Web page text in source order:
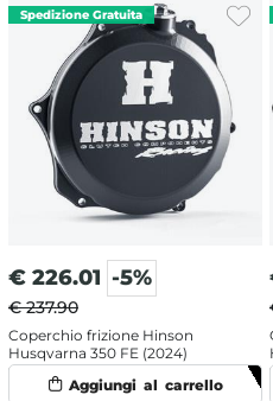
€ 226.01 -5%
€ 237.90
Coperchio frizione Hinson
Husqvarna 350 FE (2024)